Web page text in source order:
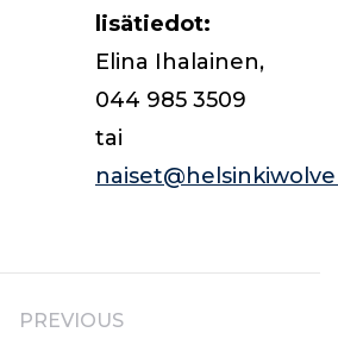
lisätiedot:
Elina Ihalainen,
044 985 3509
tai
PREVIOUS